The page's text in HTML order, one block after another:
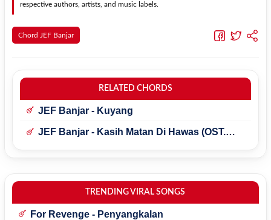
respective authors, artists, and music labels.
Chord JEF Banjar
RELATED CHORDS
JEF Banjar - Kuyang
JEF Banjar - Kasih Matan Di Hawas (OST.
TRENDING VIRAL SONGS
For Revenge - Penyangkalan